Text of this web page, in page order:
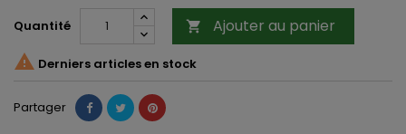
Quantité  Ajouter au panier
 Derniers articles en stock
Partager